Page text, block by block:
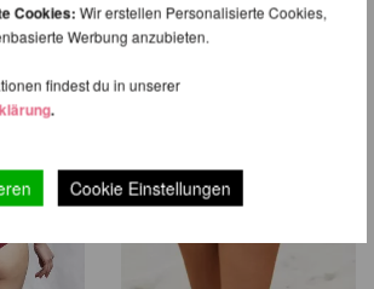
Cookies:Wir erstellen Personalisierte Cookies,
Werbung anzubieten.
findest du in unserer
.
Cookie Einstellungen